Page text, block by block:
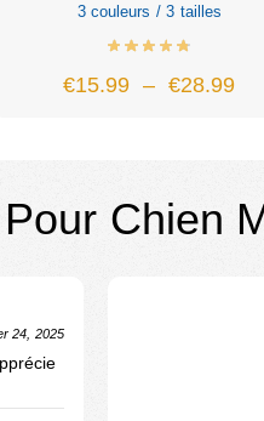
3 couleurs / 3 tailles
€15.99 – €28.99
Chien
24, 2025